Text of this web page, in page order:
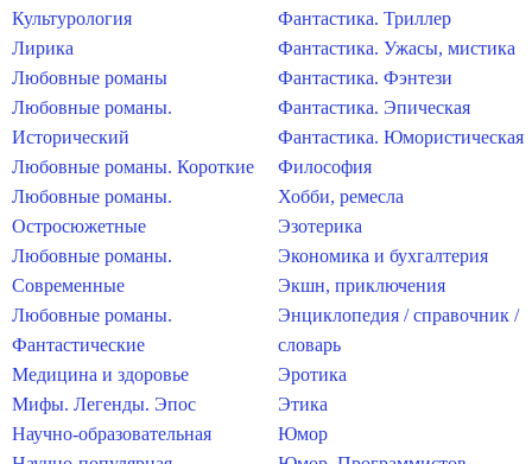
Культурология
Лирика
Любовные романы
Любовные романы.
Исторический
Любовные романы. Короткие
Любовные романы.
Остросюжетные
Любовные романы.
Современные
Любовные романы.
Фантастические
Медицина и здоровье
Мифы. Легенды. Эпос
Научно-образовательная
Фантастика. Триллер
Фантастика. Ужасы, мистика
Фантастика. Фэнтези
Фантастика. Эпическая
Фантастика. Юмористическая
Философия
Хобби, ремесла
Эзотерика
Экономика и бухгалтерия
Экшн, приключения
Энциклопедия / справочник /
словарь
Эротика
Этика
Юмор